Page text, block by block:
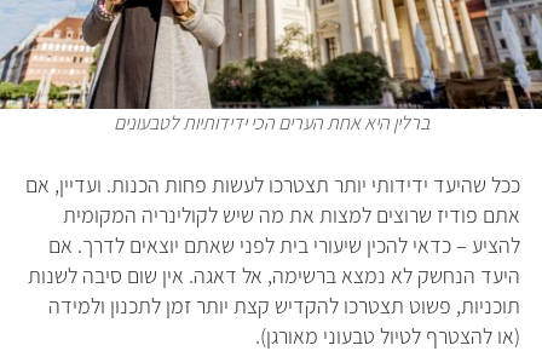
ברלין היא אחת הערים הכי ידידותיות לטבעונים
ככל שהיעד ידידותי יותר תצטרכו לעשות פחות הכנות. ועדיין, אם
אתם פודיז שרוצים למצות את מה שיש לקולינריה המקומית
להציע – כדאי להכין שיעורי בית לפני שאתם יוצאים לדרך. אם
היעד הנחשק לא נמצא ברשימה, אל דאגה. אין שום סיבה לשנות
תוכניות, פשוט תצטרכו להקדיש קצת יותר זמן לתכנון ולמידה
(או להצטרף לטיול טבעוני מאורגן).